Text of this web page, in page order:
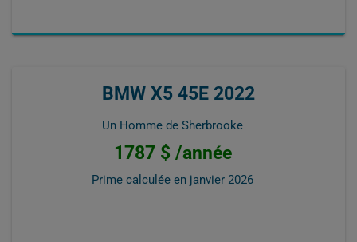
BMW X5 45E 2022
Un Homme de Sherbrooke
1787 $ /année
Prime calculée en janvier 2026